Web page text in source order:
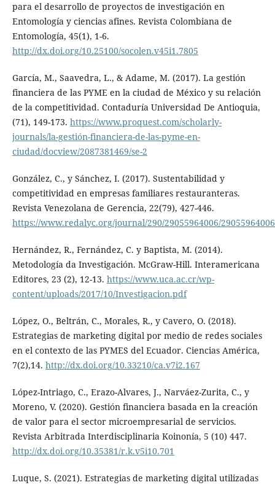
para el desarrollo de proyectos de investigación en
Entomología y ciencias afines. Revista Colombiana de
Entomología, 45(1), 1-6.
http://dx.doi.org/10.25100/socolen.v45i1.7805
García, M., Saavedra, L., & Adame, M. (2017). La gestión
financiera de las PYME en la ciudad de México y su relación
de la competitividad. Contaduría Universidad De Antioquia,
(71), 149-173. https://www.proquest.com/scholarly-
journals/la-gestión-financiera-de-las-pyme-en-
ciudad/docview/2087381469/se-2
González, C., y Sánchez, I. (2017). Sustentabilidad y
competitividad en empresas familiares restauranteras.
Revista Venezolana de Gerencia, 22(79), 427-446.
https://www.redalyc.org/journal/290/29055964006/
Hernández, R., Fernández, C. y Baptista, M. (2014).
Metodología da Investigación. McGraw-Hill. Interamericana
Editores, 23 (2), 12-13. https://www.uca.ac.cr/wp-
content/uploads/2017/10/Investigacion.pdf
López, O., Beltrán, C., Morales, R., y Cavero, O. (2018).
Estrategias de marketing digital por medio de redes sociales
en el contexto de las PYMES del Ecuador. Ciencias América,
7(2),14. http://dx.doi.org/10.33210/ca.v7i2.167
López-Intriago, C., Erazo-Alvares, J., Narváez-Zurita, C., y
Moreno, V. (2020). Gestión financiera basada en la creación
de valor para el sector microempresarial de servicios.
Revista Arbitrada Interdisciplinaria Koinonía, 5 (10) 447.
http://dx.doi.org/10.35381/r.k.v5i10.701
Luque, S. (2021). Estrategias de marketing digital utilizadas